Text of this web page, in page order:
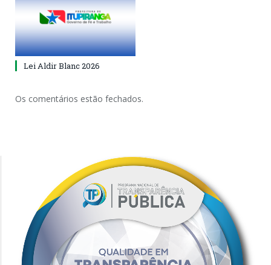
Lei Aldir Blanc 2026
Os comentários estão fechados.